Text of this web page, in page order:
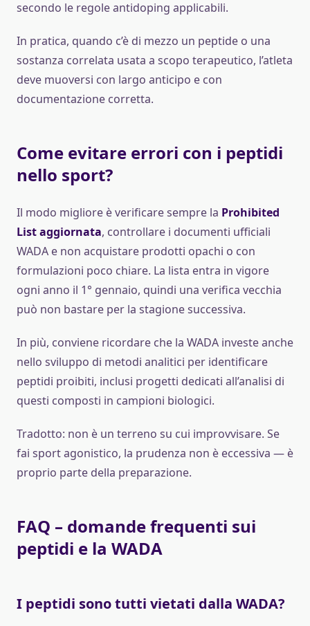
secondo le regole antidoping applicabili.
In pratica, quando c’è di mezzo un peptide o una
sostanza correlata usata a scopo terapeutico, l’atleta
deve muoversi con largo anticipo e con
documentazione corretta.
Come evitare errori con i peptidi
nello sport?
Il modo migliore è verificare sempre la Prohibited
List aggiornata, controllare i documenti ufficiali
WADA e non acquistare prodotti opachi o con
formulazioni poco chiare. La lista entra in vigore
ogni anno il 1° gennaio, quindi una verifica vecchia
può non bastare per la stagione successiva.
In più, conviene ricordare che la WADA investe anche
nello sviluppo di metodi analitici per identificare
peptidi proibiti, inclusi progetti dedicati all’analisi di
questi composti in campioni biologici.
Tradotto: non è un terreno su cui improvvisare. Se
fai sport agonistico, la prudenza non è eccessiva — è
proprio parte della preparazione.
FAQ – domande frequenti sui
peptidi e la WADA
I peptidi sono tutti vietati dalla WADA?